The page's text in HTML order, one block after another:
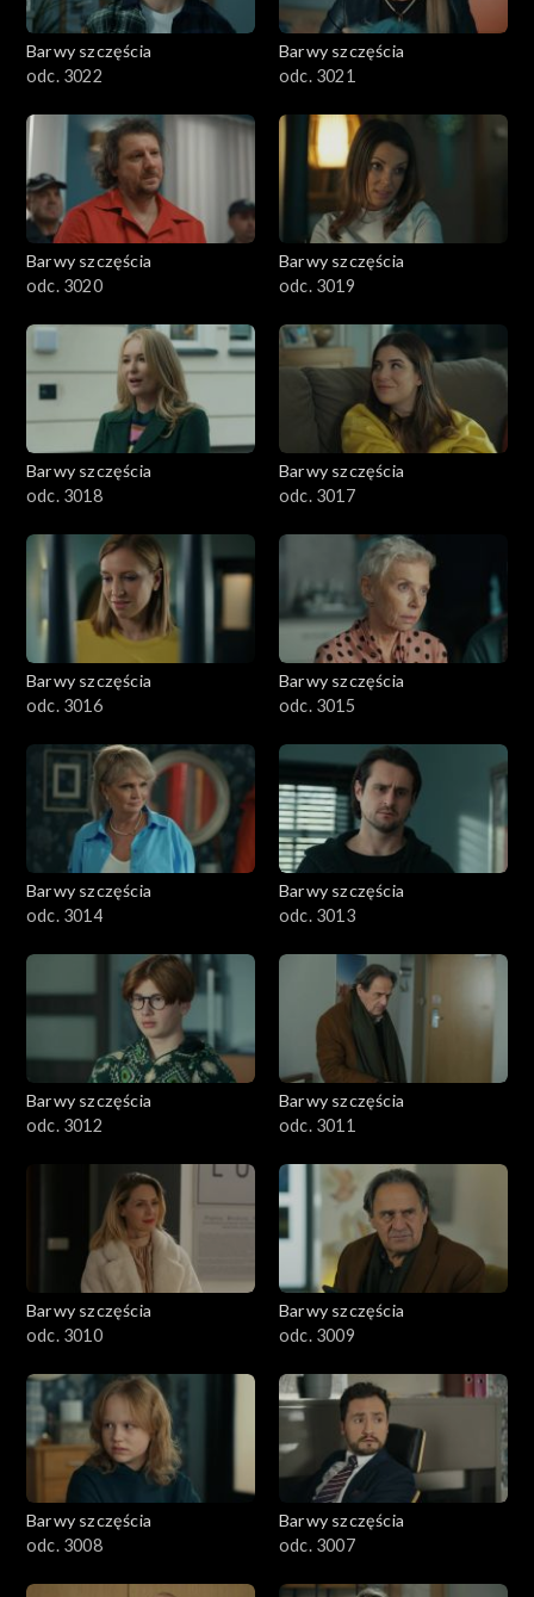
Barwy szczęścia
odc. 3022
Barwy szczęścia
odc. 3021
Barwy szczęścia
odc. 3020
Barwy szczęścia
odc. 3019
Barwy szczęścia
odc. 3018
Barwy szczęścia
odc. 3017
Barwy szczęścia
odc. 3016
Barwy szczęścia
odc. 3015
Barwy szczęścia
odc. 3014
Barwy szczęścia
odc. 3013
Barwy szczęścia
odc. 3012
Barwy szczęścia
odc. 3011
Barwy szczęścia
odc. 3010
Barwy szczęścia
odc. 3009
Barwy szczęścia
odc. 3008
Barwy szczęścia
odc. 3007